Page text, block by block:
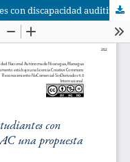
Evaluación inclusiva para estudiantes con discapacidad auditiva: MOAC una propuesta para el CUR-Carazo